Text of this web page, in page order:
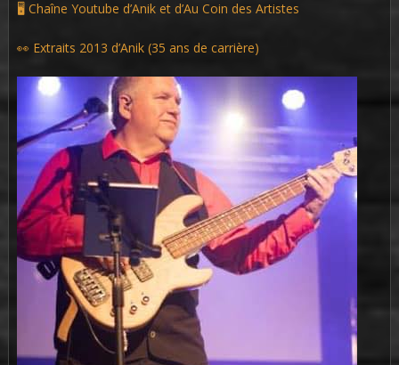
🖥 Chaîne Youtube d’Anik et d’Au Coin des Artistes
👀 Extraits 2013 d’Anik (35 ans de carrière)